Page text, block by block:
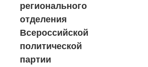
регионального
отделения
Всероссийской
политической
партии